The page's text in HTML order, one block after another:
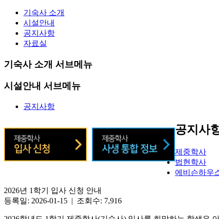
기숙사 소개
시설안내
공지사항
자료실
기숙사 소개 서브메뉴
시설안내 서브메뉴
공지사항
공지사
제중학사
법현학사
에비슨하우
2026년 1학기 입사 신청 안내
등록일: 2026-01-15 | 조회수: 7,916